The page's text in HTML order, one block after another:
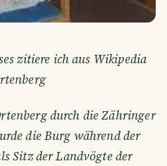
zitiere ich aus Wikipedia
durch die Zähringer
die Burg während der
Sitz der Landvögte der